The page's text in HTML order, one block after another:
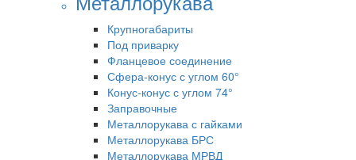
Крупногабариты
Под приварку
Фланцевое соединение
Сфера-конус с углом 60°
Конус-конус с углом 74°
Заправочные
Металлорукава с гайками
Металлорукава БРС
Металлорукава МРВД